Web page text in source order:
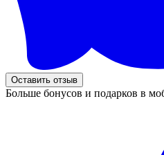
Оставить отзыв
Больше бонусов и подарков в